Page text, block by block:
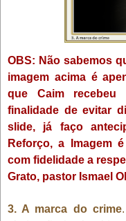
OBS: Não sabemos
imagem acima é
que Caim
finalidade de evitar
slide, já faço
Reforço, a Imagem
com fidelidade a
Grato, pastor Ismael
3. A marca do crime